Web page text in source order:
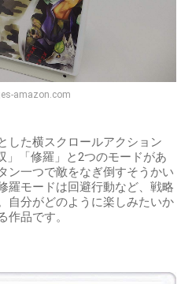
amazon.com
した横スクロールアクション
」「修羅」と2つのモードがあ
ン一つで敵をなぎ倒すそうかい
羅モードは回避行動など、戦略
自分がどのように楽しみたいか
作品です。